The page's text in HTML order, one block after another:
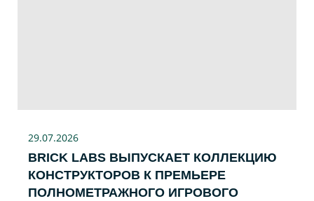
29.07.2026
BRICK LABS ВЫПУСКАЕТ КОЛЛЕКЦИЮ
КОНСТРУКТОРОВ К ПРЕМЬЕРЕ
ПОЛНОМЕТРАЖНОГО ИГРОВОГО